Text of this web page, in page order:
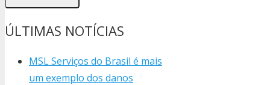
ÚLTIMAS NOTÍCIAS
MSL Serviços do Brasil é mais
um exemplo dos danos